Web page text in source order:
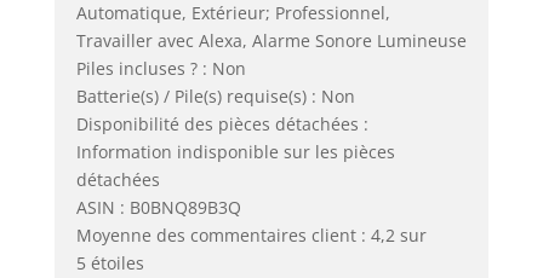
Automatique, Extérieur; Professionnel,
Travailler avec Alexa, Alarme Sonore Lumineuse
Piles incluses ? : Non
Batterie(s) / Pile(s) requise(s) : Non
Disponibilité des pièces détachées :
Information indisponible sur les pièces
détachées
ASIN : B0BNQ89B3Q
Moyenne des commentaires client : 4,2 sur
5 étoiles